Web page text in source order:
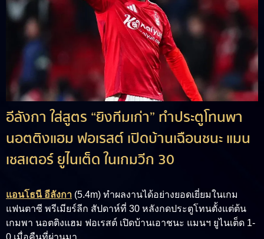
อีลังกา ใส่สูตร “ยิงทีมเก่า” ทำประตูโทนพา
นอตติงแฮม ฟอเรสต์ เปิดบ้านเฉือนชนะ แมน
เชสเตอร์ ยูไนเต็ด ในเกมวีก 30
แอนโธนี อีลังกา (5.4m) ทำผลงานได้อย่างยอดเยี่ยมในเกม
แฟนตาซี พรีเมียร์ลีก สัปดาห์ที่ 30 หลังกดประตูโทนตั้งแต่ต้น
เกมพา นอตติงแฮม ฟอเรสต์ เปิดบ้านเอาชนะ แมนฯ ยูไนเต็ด 1-